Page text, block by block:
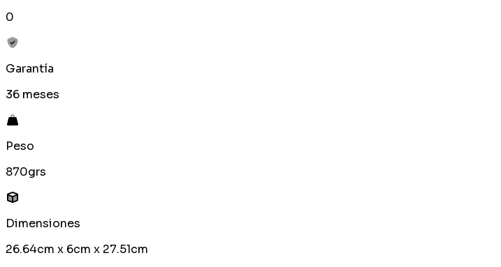
0
Garantía
36 meses
Peso
870grs
Dimensiones
26.64cm x 6cm x 27.51cm